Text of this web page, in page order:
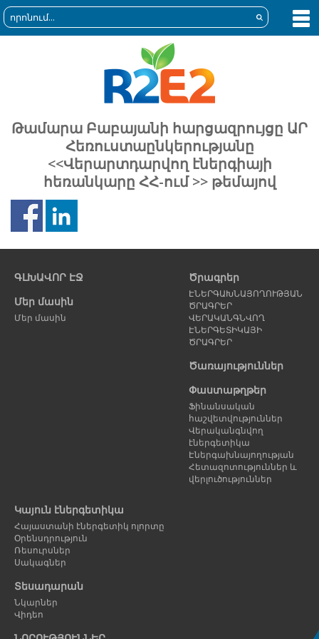
Թամարա Բաբայանի հարցազրույցը ԱՐ
Հեռուստաընկերությանը
<<Վերարտդարվող էներգիայի
հեռանկարը ՀՀ-ում >> թեմայով
էջ
ԳԼԽԱՎՈՐ ԷՋ
Մեր մասին
Մեր մասին
Ծրագրեր
ԷՆԵՐԳԱԽՆԱՅՈՂՈՒԹՅԱՆ
ԾՐԱԳՐԵՐ
ՎԵՐԱԿԱՆԳՆՎՈՂ
ԷՆԵՐԳԵՏԻԿԱՅԻ
ԾՐԱԳՐԵՐ
Ծառայություններ
Փաստաթղթեր
Ֆինանսական
հաշվետվություններ
Վերականգնվող
էներգետիկա
Էներգախնայողության
Հետազոտություններ և
վերլուծություններ
Կայուն էներգետիկա
Հայաստանի էներգետիկ ոլորտը
Օրենսդրություն
Ռեսուրսներ
Սակագներ
Տեսադարան
Նկարներ
Վիդեո